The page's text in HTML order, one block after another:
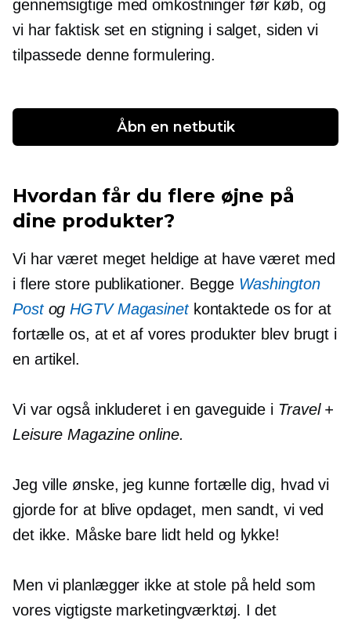
gennemsigtige med omkostninger før køb, og
vi har faktisk set en stigning i salget, siden vi
tilpassede denne formulering.
Åbn en netbutik
Hvordan får du flere øjne på
dine produkter?
Vi har været meget heldige at have været med
i flere store publikationer. Begge Washington
PostogHGTV Magasinetkontaktede os for at
fortælle os, at et af vores produkter blev brugt i
en artikel.
Vi var også inkluderet i en gaveguide i Travel +
Leisure Magazine online.
Jeg ville ønske, jeg kunne fortælle dig, hvad vi
gjorde for at blive opdaget, men sandt, vi ved
det ikke. Måske bare lidt held og lykke!
Men vi planlægger ikke at stole på held som
vores vigtigste marketingværktøj. I det